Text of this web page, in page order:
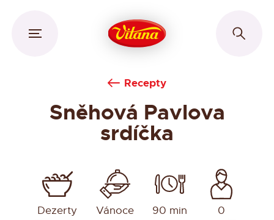
Recepty
Sněhová Pavlova
srdíčka
Dezerty Vánoce 90 min 0